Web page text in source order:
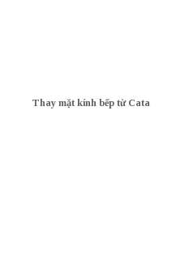
Thay mặt kính bếp từ Cata